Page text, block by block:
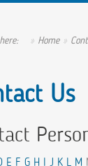
Home
Us
E F G H I J K L M